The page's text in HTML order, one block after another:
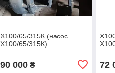
Х100/65/315К (насос
Х100/65/315К)
90 000₴ 72